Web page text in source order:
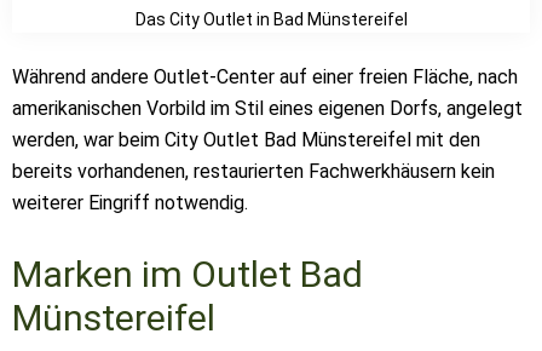
Das City Outlet in Bad Münstereifel
Während andere Outlet-Center auf einer freien Fläche, nach
amerikanischen Vorbild im Stil eines eigenen Dorfs, angelegt
werden, war beim City Outlet Bad Münstereifel mit den
bereits vorhandenen, restaurierten Fachwerkhäusern kein
weiterer Eingriff notwendig.
Marken im Outlet Bad
Münstereifel